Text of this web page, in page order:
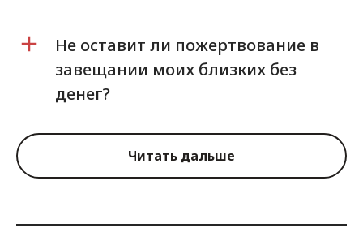
Не оставит ли пожертвование в
завещании моих близких без
денег?
Читать дальше